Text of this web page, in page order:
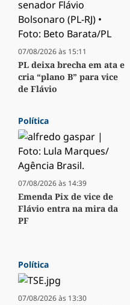
07/08/2026 às 15:11
PL deixa brecha em ata e
cria “plano B” para vice
de Flávio
Política
07/08/2026 às 14:39
Emenda Pix de vice de
Flávio entra na mira da
PF
Política
07/08/2026 às 13:30